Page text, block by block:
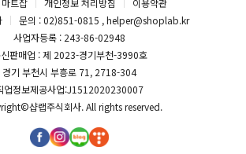
트잡 개인정보 처리방침
이용약관
문의 : 02)851-0815 , helper@shoplab.kr
사업자등록 : 243-86-02948
판매업 : 제 2023-경기부천-3990호
경기 부천시 부흥로 71, 2718-304
업정보제공사업:J1512020230007
샵랩주식회사. All rights reserved.